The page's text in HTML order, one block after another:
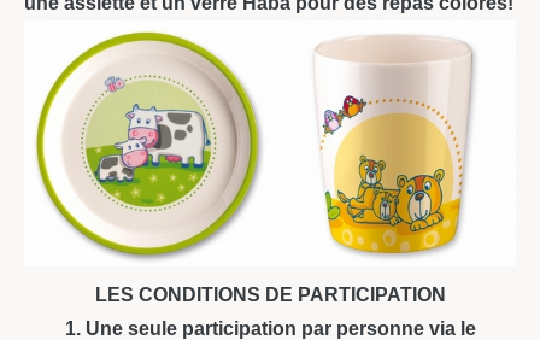
LES CONDITIONS DE PARTICIPATION
1. Une seule participation par personne via le